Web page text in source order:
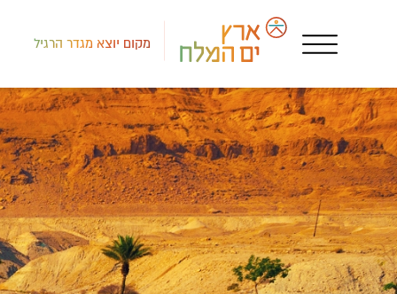
מקום יוצא מגדר הרגיל